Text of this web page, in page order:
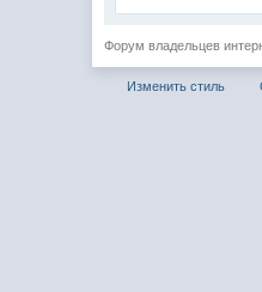
Форум владельцев
Изменить стиль